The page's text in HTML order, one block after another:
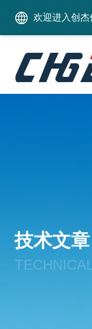
欢迎进入创杰
技术文章